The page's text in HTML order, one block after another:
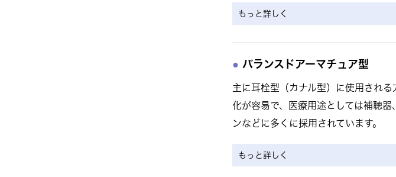
もっと詳しく
バランスドアーマチュア型
主に耳栓型（カナル型）に使用され
化が容易で、医療用途としては補聴
ンなどに多くに採用されています。
もっと詳しく